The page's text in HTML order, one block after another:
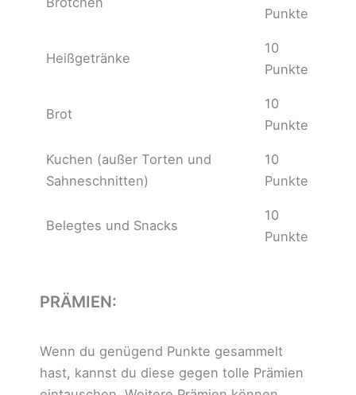
Punkte
Heißgetränke
10
Punkte
Brot
10
Punkte
Kuchen (außer Torten und
Sahneschnitten)
10
Punkte
Belegtes und Snacks
10
Punkte
PRÄMIEN:
Wenn du genügend Punkte gesammelt
hast, kannst du diese gegen tolle Prämien